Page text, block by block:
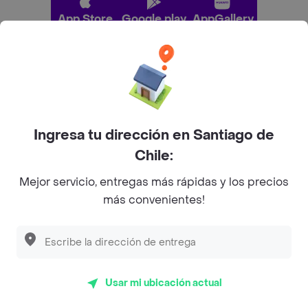
Descubre las PROMOCIONES que tenemos
App Store Google play AppGallery
Pide tu comida favorita cerca de ti
Categorías
2026 Rappi Inc. All rights reserved.
Ingresa tu dirección en Santiago de
Chile:
Mejor servicio, entregas más rápidas y los precios
más convenientes!
Usar mi ubicación actual